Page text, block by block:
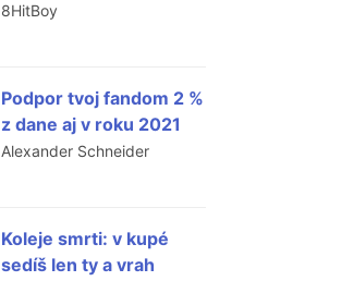
8HitBoy
Podpor tvoj fandom 2 %
z dane aj v roku 2021
Alexander Schneider
Koleje smrti: v kupé
sedíš len ty a vrah